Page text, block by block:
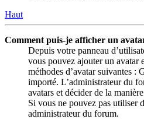
Haut
Comment puis-je afficher un
Depuis votre panneau
vous pouvez ajouter un avatar
méthodes d’avatar suivantes :
importé. L’administrateur du
avatars et décider de la
Si vous ne pouvez pas utiliser
administrateur du forum.